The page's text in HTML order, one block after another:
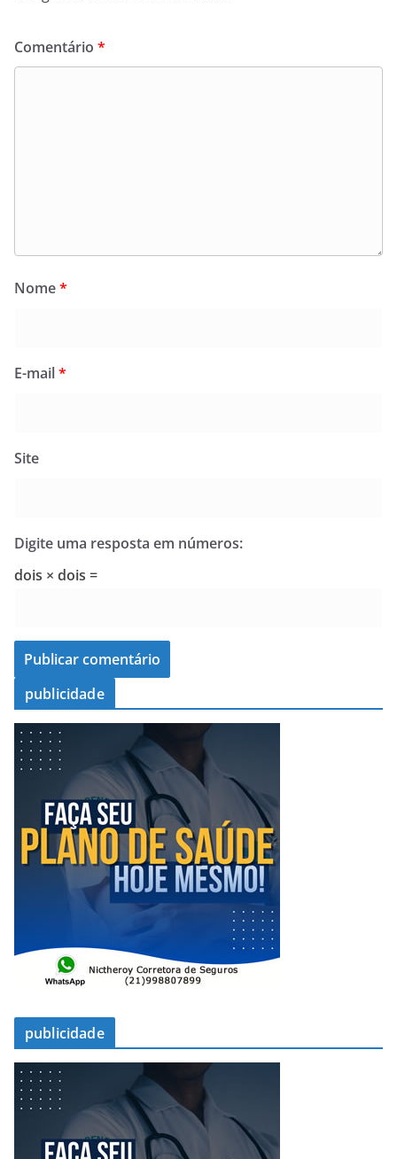
Comentário *
Nome*
E-mail*
Site
Digite uma resposta em números:
dois × dois =
publicidade
publicidade